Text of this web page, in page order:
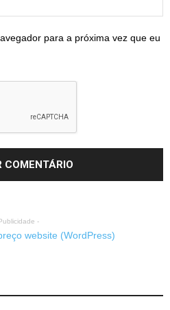
para a próxima vez que eu
-